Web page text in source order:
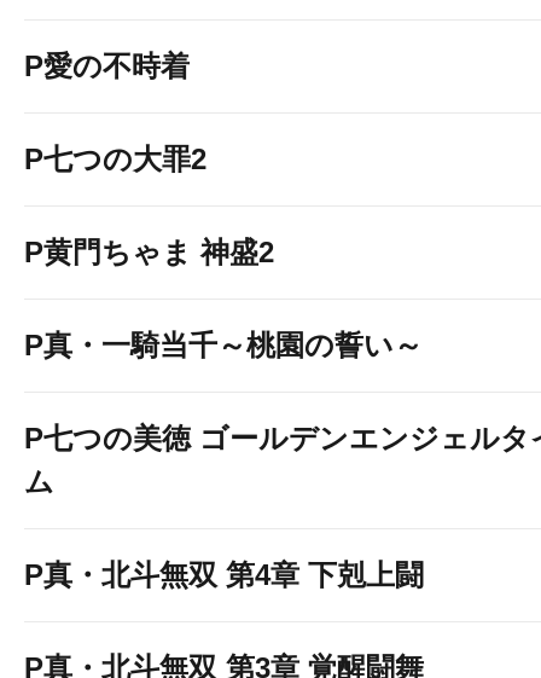
P愛の不時着
P七つの大罪2
P黄門ちゃま 神盛2
P真・一騎当千～桃園の誓い～
P七つの美徳 ゴールデンエンジェルタ
ム
P真・北斗無双 第4章 下剋上闘
P真・北斗無双 第3章 覚醒闘舞